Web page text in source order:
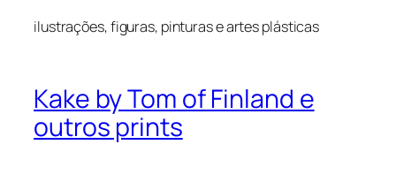
ilustrações, figuras, pinturas e artes plásticas
Kake by Tom of Finland e
outros prints